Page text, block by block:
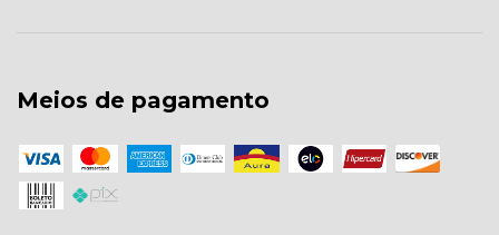
Meios de pagamento